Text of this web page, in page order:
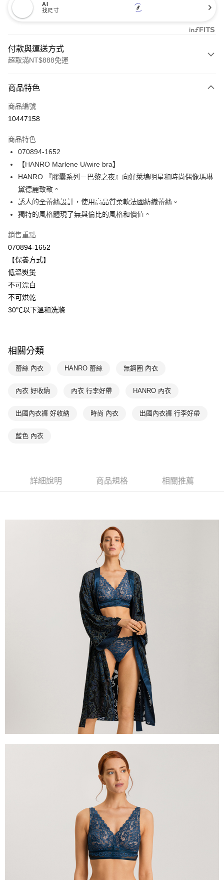
AI
找尺寸
付款與運送方式
超取滿NT$888免運
信用卡一次付款
信用卡分期付款
合作金庫商業銀行
華南商業銀行
上海商業儲蓄銀行
國泰世華商業銀行
兆豐國際商業銀行
臺灣中小企業銀行
匯豐（台灣）商業銀行
華泰商業銀行
聯邦商業銀行
遠東國際商業銀行
元大商業銀行
永豐商業銀行
台新國際商業銀行
台灣樂天信用卡公司
Apple Pay
悠遊付
全盈+PAY
運送方式
付款後全家取貨$888免運-以PackAge+配客嘉循環箱包裝寄出
每筆NT$90，滿NT$888(含以上)免運費
付款後萊爾富取貨
每筆NT$90，滿NT$1,000(含以上)免運費
每筆NT$90，滿NT$1,000(含以上)免運費
商品特色
商品編號
10447158
商品特色
070894-1652
【HANRO Marlene U/wire bra】
HANRO 『膠囊系列－巴黎之夜』向好萊塢明星和時尚偶像瑪琳
黛德麗致敬。
誘人的全蕾絲設計，使用高品質柔軟法國紡織蕾絲。
獨特的風格體現了無與倫比的風格和價值。
銷售重點
070894-1652
【保養方式】
低溫熨燙
不可漂白
不可烘乾
30℃以下溫和洗滌
相關分類
蕾絲 內衣 HANRO 蕾絲 無鋼圈 內衣
內衣 好收納 內衣 行李好帶 HANRO 內衣
出國內衣褲 好收納 時尚 內衣 出國內衣褲 行李好帶
藍色 內衣
詳細說明 商品規格 相關推薦